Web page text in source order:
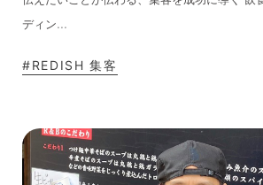
ディン...
#REDISH 集客